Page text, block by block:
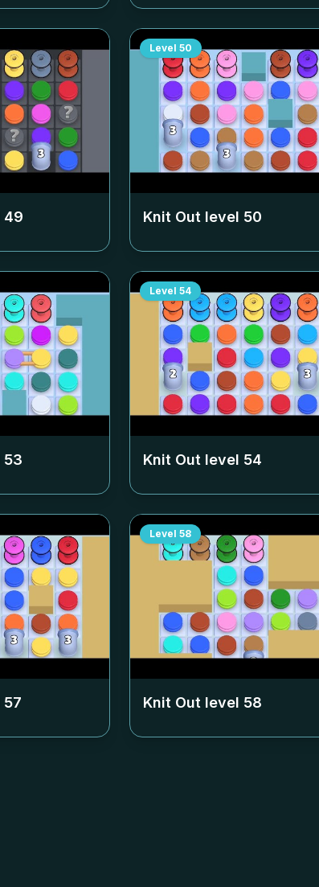
49
Level 50
Knit Out level 50
53
Level 54
Knit Out level 54
57
Level 58
Knit Out level 58